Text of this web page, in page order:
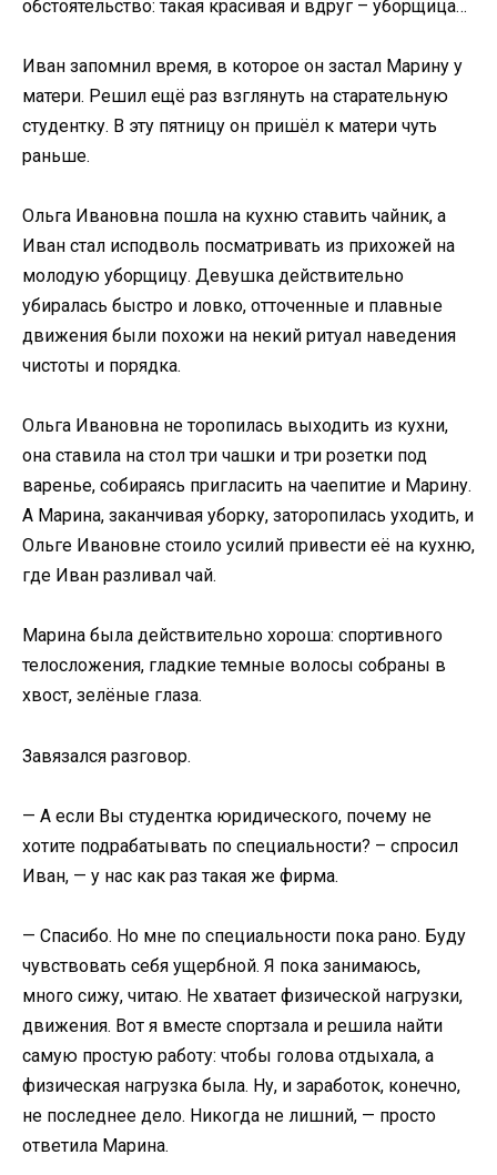
обстоятельство: такая красивая и вдруг – уборщица…
Иван запомнил время, в которое он застал Марину у
матери. Решил ещё раз взглянуть на старательную
студентку. В эту пятницу он пришёл к матери чуть
раньше.
Ольга Ивановна пошла на кухню ставить чайник, а
Иван стал исподволь посматривать из прихожей на
молодую уборщицу. Девушка действительно
убиралась быстро и ловко, отточенные и плавные
движения были похожи на некий ритуал наведения
чистоты и порядка.
Ольга Ивановна не торопилась выходить из кухни,
она ставила на стол три чашки и три розетки под
варенье, собираясь пригласить на чаепитие и Марину.
А Марина, заканчивая уборку, заторопилась уходить, и
Ольге Ивановне стоило усилий привести её на кухню,
где Иван разливал чай.
Марина была действительно хороша: спортивного
телосложения, гладкие темные волосы собраны в
хвост, зелёные глаза.
Завязался разговор.
— А если Вы студентка юридического, почему не
хотите подрабатывать по специальности? – спросил
Иван, — у нас как раз такая же фирма.
— Спасибо. Но мне по специальности пока рано. Буду
чувствовать себя ущербной. Я пока занимаюсь,
много сижу, читаю. Не хватает физической нагрузки,
движения. Вот я вместе спортзала и решила найти
самую простую работу: чтобы голова отдыхала, а
физическая нагрузка была. Ну, и заработок, конечно,
не последнее дело. Никогда не лишний, — просто
ответила Марина.